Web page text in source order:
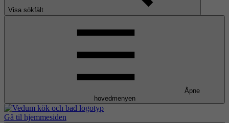
Visa sökfält
Åpne
hovedmenyen
Gå til hjemmesiden